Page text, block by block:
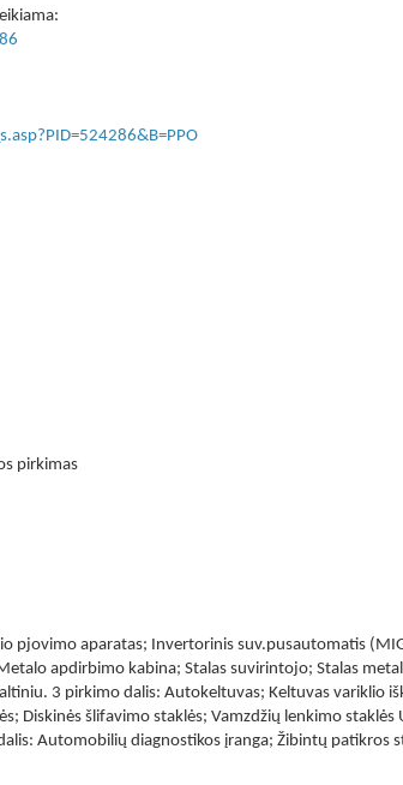
pirkimas
pjovimo aparatas; Invertorinis suv.pusautomatis
apdirbimo kabina; Stalas suvirintojo; Stalas
3 pirkimo dalis: Autokeltuvas; Keltuvas variklio
Diskinės šlifavimo staklės; Vamzdžių lenkimo
Automobilių diagnostikos įranga; Žibintų patikros